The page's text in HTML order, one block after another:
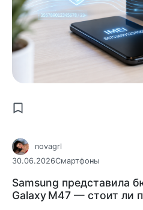
novagrl
30.06.2026Смартфоны
Samsung представила
Galaxy M47 — стоит ли